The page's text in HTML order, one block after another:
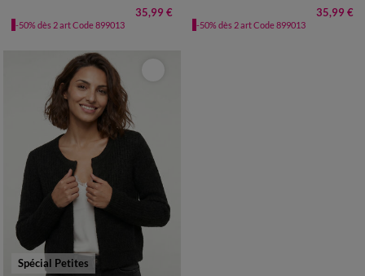
35,99 €
-50% dès 2 art Code 899013
35,99 €
-50% dès 2 art Code 899013
Spécial Petites